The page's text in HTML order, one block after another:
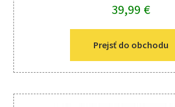
39,99 €
Prejsť do obchodu